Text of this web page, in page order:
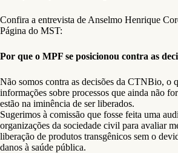
Confira a entrevista de Anselmo Henrique
Página do MST:
Por que o MPF se posicionou contra as
Não somos contra as decisões da CTNBio, o
informações sobre processos que ainda não
estão na iminência de ser liberados.
Sugerimos à comissão que fosse feita uma
organizações da sociedade civil para avaliar
liberação de produtos transgênicos sem o
danos à saúde pública.